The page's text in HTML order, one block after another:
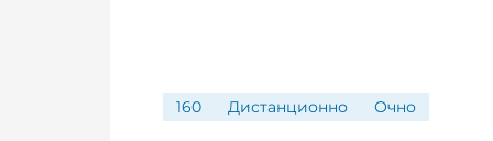
160 Дистанционно Очно